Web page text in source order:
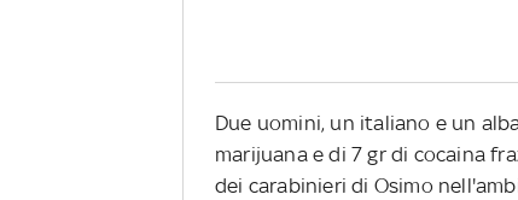
Due uomini, un italiano e un
marijuana e di 7 gr di cocaina
dei carabinieri di Osimo